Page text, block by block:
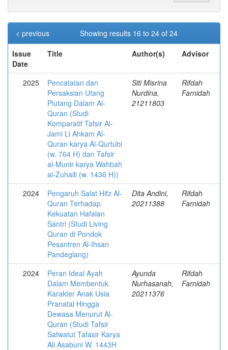
Showing results 16 to 24 of 24
< previous
Issue
Date
Title Author(s) Advisor
2025
Pencatatan dan
Persaksian Utang
Piutang Dalam Al-
Quran (Studi
Komparatif Tafsir Al-
Jami Li Ahkam Al-
Quran karya Al-Qurtubi
(w. 764 H) dan Tafsir
al-Munir karya Wahbah
al-Zuhaili (w. 1436 H))
Siti Misrina
Nurdina,
21211803
Rifdah
Farnidah
2024
Pengaruh Salat Hifz Al-
Quran Terhadap
Kekuatan Hafalan
Santri (Studi Living
Quran di Pondok
Pesantren Al-Ihsan
Pandeglang)
Dita Andini,
20211388
Rifdah
Farnidah
2024
Peran Ideal Ayah
Dalam Membentuk
Karakter Anak Usia
Pranatal Hingga
Dewasa Menurut Al-
Quran (Studi Tafsir
Safwatut Tafasir Karya
Ali Asabuni W. 1443H
Ayunda
Nurhasanah,
20211376
Rifdah
Farnidah